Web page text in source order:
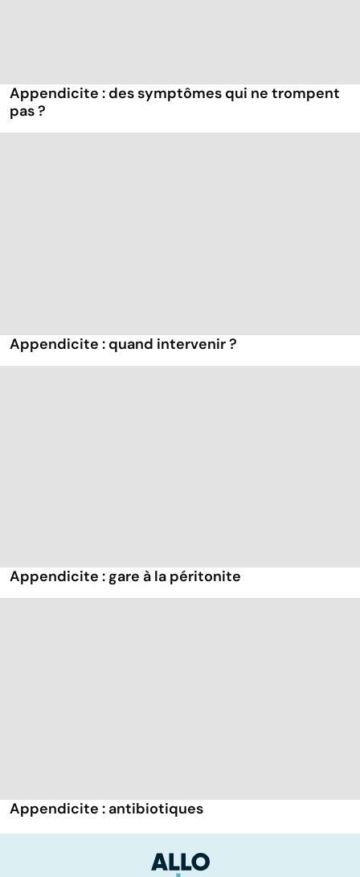
Appendicite : des symptômes qui ne trompent
pas ?
Appendicite : quand intervenir ?
Appendicite : gare à la péritonite
Appendicite : antibiotiques